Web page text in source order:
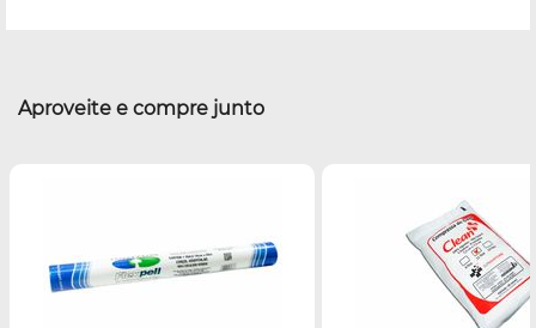
Aproveite e compre junto